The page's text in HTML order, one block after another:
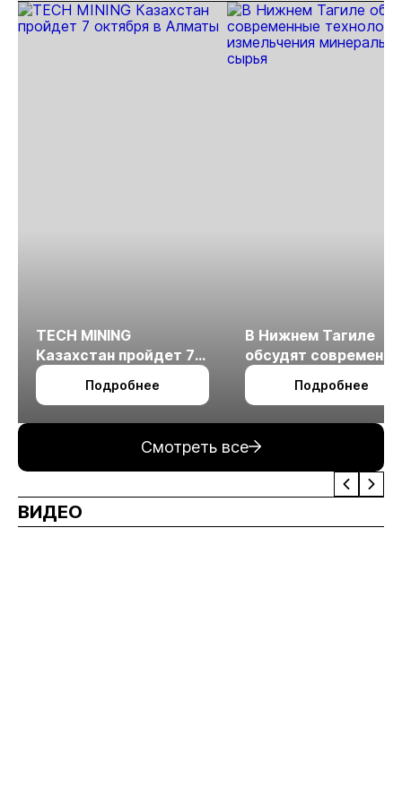
TECH MINING
Казахстан пройдет 7
октября в Алматы
Подробнее
В Нижнем Тагиле
обсудят
технологии
измельчения
Подробнее
Смотреть все
ВИДЕО